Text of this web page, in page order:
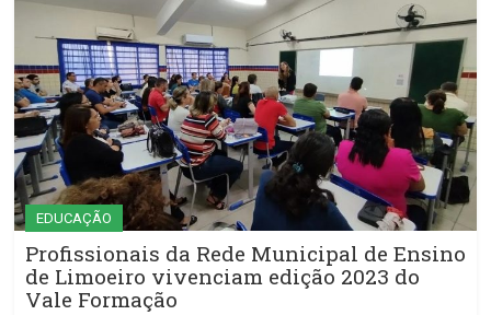
EDUCAÇÃO
Profissionais da Rede Municipal de Ensino
de Limoeiro vivenciam edição 2023 do
Vale Formação